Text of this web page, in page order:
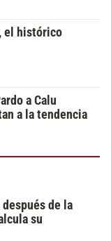
el histórico
a Calu
a la tendencia
después de la
su